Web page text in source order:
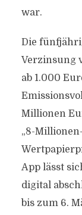
war.
Die
Verzinsung
ab 1.000
Millionen
„8-
App lässt
digital
bis zum 6.